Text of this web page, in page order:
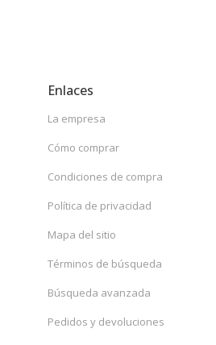
Enlaces
La empresa
Cómo comprar
Condiciones de compra
Política de privacidad
Mapa del sitio
Términos de búsqueda
Búsqueda avanzada
Pedidos y devoluciones